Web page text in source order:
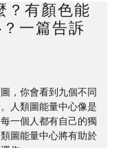
？有顏色能
一篇告訴
，你會看到九個不同
人類圖能量中心像是
一個人都有自己的獨
圖能量中心將有助於